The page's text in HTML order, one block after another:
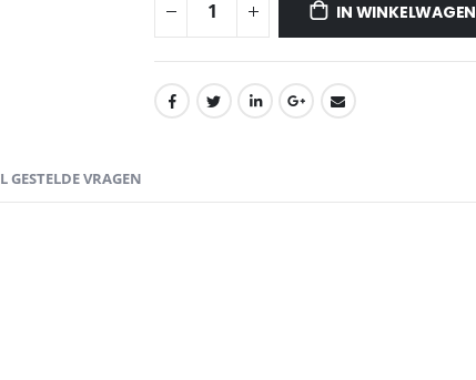
IN WINKELWAGEN
GESTELDE VRAGEN